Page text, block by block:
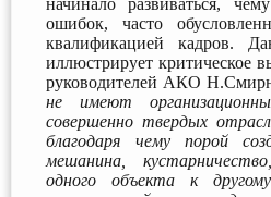
начинало развиваться,
ошибок, часто
квалификацией кадров.
иллюстрирует критическое
руководителей АКО
не имеют
совершенно твердых
благодаря чему порой
мешанина,
одного объекта к